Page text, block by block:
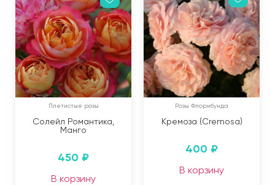
Плетистые розы
Солейл Романтика,
Манго
450 ₽
В корзину
Розы Флорибунда
Кремоза (Cremosa)
400 ₽
В корзину